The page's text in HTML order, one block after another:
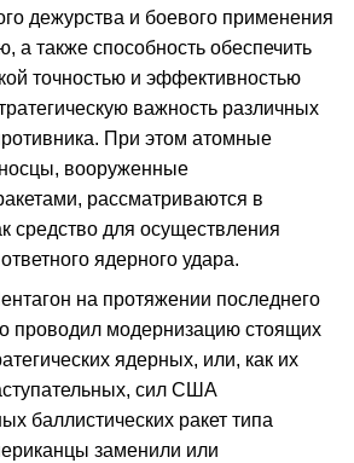
дежурства и боевого применения
а также способность обеспечить
точностью и эффективностью
важность различных
При этом атомные
вооруженные
рассматриваются в
средство для осуществления
ядерного удара.
на протяжении последнего
проводил модернизацию стоящих
ядерных, или, как их
сил США
баллистических ракет типа
заменили или